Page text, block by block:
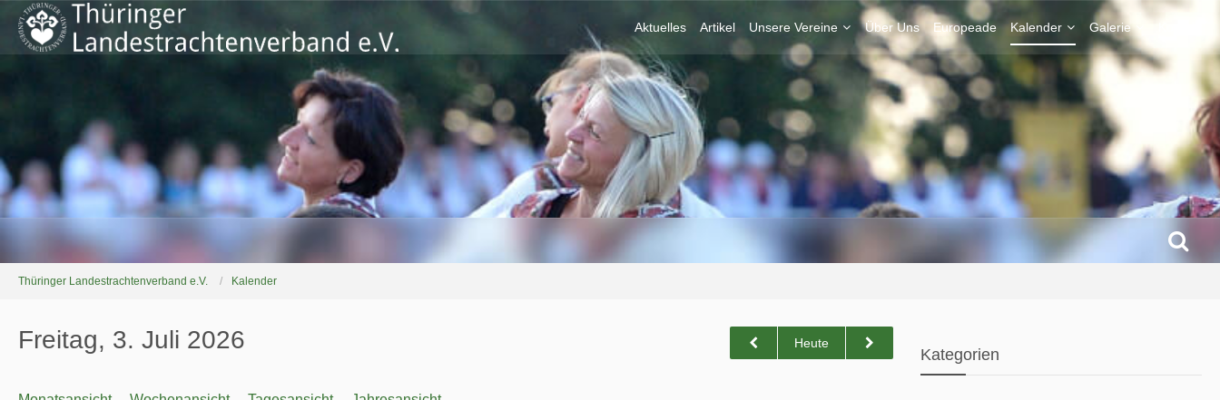
Aktuelles Artikel Unsere Vereine Über Uns Europeade Kalender Galerie
Thüringer Landestrachtenverband e.V. Kalender
Freitag, 3. Juli 2026 Heute
Kategorien